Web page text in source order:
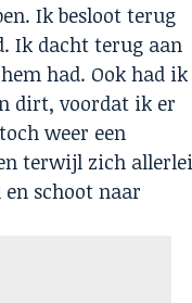
Ik besloot terug
Ik dacht terug aan
had. Ook had ik
dirt, voordat ik er
weer een
terwijl zich allerlei
schoot naar